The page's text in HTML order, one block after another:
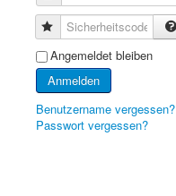
Sicherheitscode
Angemeldet bleiben
Anmelden
Benutzername vergessen?
Passwort vergessen?